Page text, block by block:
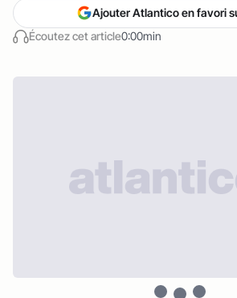
Écoutez cet article0:00min
Ajouter Atlantico en favori